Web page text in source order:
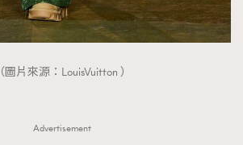
（圖片來源：LouisVuitton ）
Advertisement